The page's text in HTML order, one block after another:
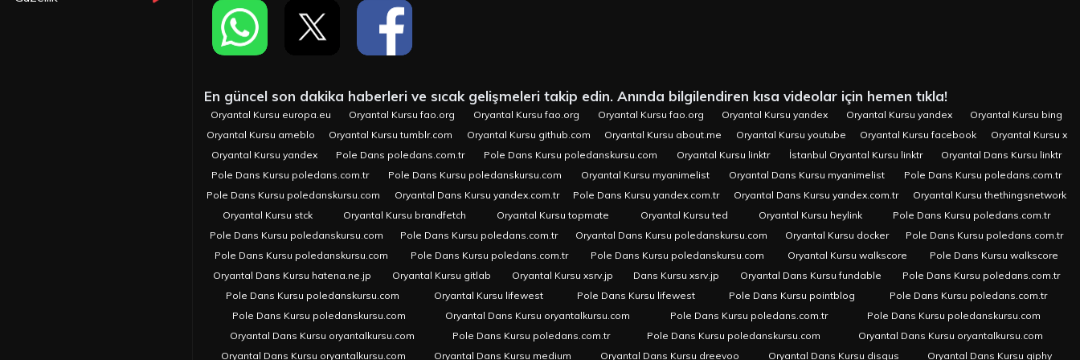
En güncel son dakika haberleri ve sıcak gelişmeleri takip edin. Anında bilgilendiren kısa videolar için hemen tıkla!
Oryantal Kursu europa.eu Oryantal Kursu fao.org Oryantal Kursu fao.org Oryantal Kursu fao.org Oryantal Kursu yandex Oryantal Kursu yandex
Oryantal Kursu bing
Oryantal Kursu ameblo
Oryantal Kursu tumblr.com Oryantal Kursu github.com Oryantal Kursu about.me Oryantal Kursu youtube Oryantal Kursu facebook
Oryantal Kursu x
Oryantal Kursu yandex
Pole Dans poledans.com.tr Pole Dans Kursu poledanskursu.com Oryantal Kursu linktr İstanbul Oryantal Kursu linktr
Oryantal Dans Kursu linktr
Pole Dans Kursu poledans.com.tr
Pole Dans Kursu poledanskursu.com Oryantal Kursu myanimelist Oryantal Dans Kursu myanimelist
Pole Dans Kursu poledans.com.tr
Pole Dans Kursu poledanskursu.com
Oryantal Dans Kursu yandex.com.tr Pole Dans Kursu yandex.com.tr Oryantal Dans Kursu yandex.com.tr
Oryantal Kursu thethingsnetwork
Oryantal Kursu stck
Oryantal Kursu brandfetch Oryantal Kursu topmate Oryantal Kursu ted Oryantal Kursu heylink
Pole Dans Kursu poledans.com.tr
Pole Dans Kursu poledanskursu.com
Pole Dans Kursu poledans.com.tr Oryantal Dans Kursu poledanskursu.com Oryantal Kursu docker
Pole Dans Kursu poledans.com.tr
Pole Dans Kursu poledanskursu.com
Pole Dans Kursu poledans.com.tr Pole Dans Kursu poledanskursu.com Oryantal Kursu walkscore
Pole Dans Kursu walkscore
Oryantal Dans Kursu hatena.ne.jp
Oryantal Kursu gitlab Oryantal Kursu xsrv.jp Dans Kursu xsrv.jp Oryantal Dans Kursu fundable
Pole Dans Kursu poledans.com.tr
Pole Dans Kursu poledanskursu.com
Oryantal Kursu lifewest Pole Dans Kursu lifewest Pole Dans Kursu pointblog
Pole Dans Kursu poledans.com.tr
Pole Dans Kursu poledanskursu.com
Oryantal Dans Kursu oryantalkursu.com Pole Dans Kursu poledans.com.tr
Pole Dans Kursu poledanskursu.com
Oryantal Dans Kursu oryantalkursu.com
Pole Dans Kursu poledans.com.tr Pole Dans Kursu poledanskursu.com
Oryantal Dans Kursu oryantalkursu.com
Oryantal Dans Kursu oryantalkursu.com
Oryantal Dans Kursu medium Oryantal Dans Kursu dreevoo Oryantal Dans Kursu disqus Oryantal Dans Kursu giphy